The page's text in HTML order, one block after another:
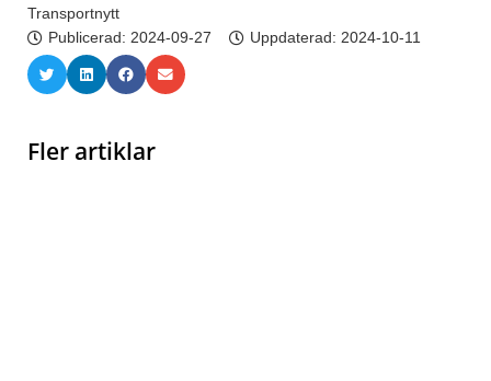
Transportnytt
Publicerad: 2024-09-27 Uppdaterad: 2024-10-11
Fler artiklar